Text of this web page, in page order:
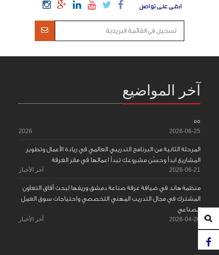
ابقى على تواصل
آخر المواضيع
55
2026-06-25
2026
المرحلة الثانية من البرنامج التدريبي العالمي في ريادة الأعمال وتطوير
المشاريع ابدأ وحسّن مشروعك تبدأ اعمالها في مقر الغرفة
2026-06-21 آخر الأخبار
منظمة هاند في ضيافة غرفة صناعة دمشق وريفها لبحث آفاق التعاون
المشترك في مجال التدريب المهني التخصصي واحتياجات سوق العمل
الصناعي
2026-04-20 آخر الأخبار